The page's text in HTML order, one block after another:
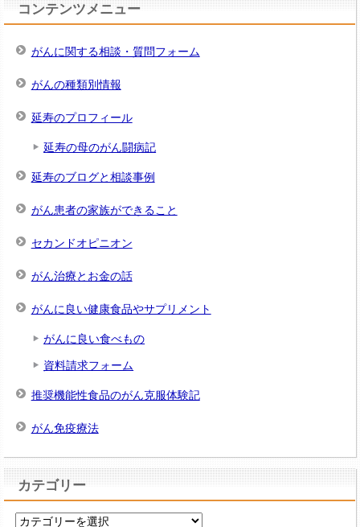
コンテンツメニュー
がんに関する相談・質問フォーム
がんの種類別情報
延寿のプロフィール
延寿の母のがん闘病記
延寿のブログと相談事例
がん患者の家族ができること
セカンドオピニオン
がん治療とお金の話
がんに良い健康食品やサプリメント
がんに良い食べもの
資料請求フォーム
推奨機能性食品のがん克服体験記
がん免疫療法
カテゴリー
カ